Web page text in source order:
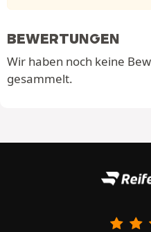
BEWERTUNGEN
Wir haben noch keine
gesammelt.